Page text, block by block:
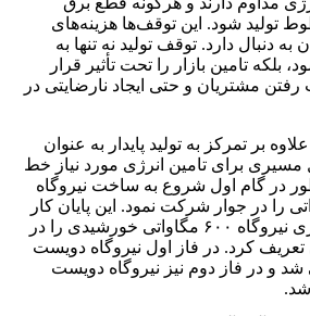
تولید شود. این توقف‌ها هزینه‌‌های
به دنبال دارد. توقف تولید نه تنها به
تامین بازار را تحت تأثیر قرار
مشتریان و حتی ایجاد نارضایتی در
بر تمرکز به تولید پایدار به عنوان
مسیری برای تامین انرژی مورد نیاز خط
در گام اول شروع به ساخت نیروگاه
۵۲۰ مگاواتی را در جوار شرکت نمود. این پایان کار
نبود و در ابتدای سال جاری نیروگاه ۶۰۰ مگاواتی خورشیدی را در
کرد. در فاز اول نیروگاه دویست
شد و در فاز دوم نیز نیروگاه دویست
شد.